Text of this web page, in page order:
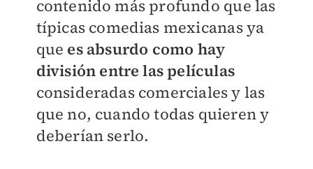
contenido más profundo que las
típicas comedias mexicanas ya
que es absurdo como hay
división entre las películas
consideradas comerciales y las
que no, cuando todas quieren y
deberían serlo.